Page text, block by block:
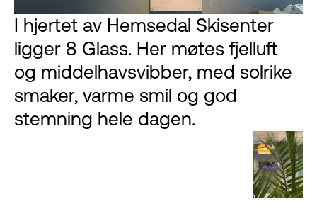
I hjertet av Hemsedal Skisenter
ligger 8 Glass. Her møtes fjelluft
og middelhavsvibber, med solrike
smaker, varme smil og god
stemning hele dagen.